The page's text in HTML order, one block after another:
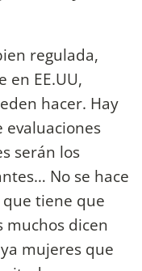
regulada,
en EE.UU,
hacer. Hay
serán los
No se hace
tiene que
muchos dicen
mujeres que